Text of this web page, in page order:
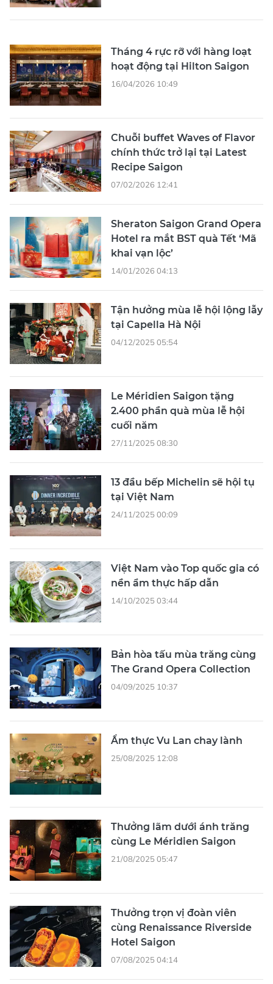
Tháng 4 rực rỡ với hàng loạt
hoạt động tại Hilton Saigon
16/04/2026 10:49
Chuỗi buffet Waves of Flavor
chính thức trở lại tại Latest
Recipe Saigon
07/02/2026 12:41
Sheraton Saigon Grand Opera
Hotel ra mắt BST quà Tết ‘Mã
khai vạn lộc’
14/01/2026 04:13
Tận hưởng mùa lễ hội lộng lẫy
tại Capella Hà Nội
04/12/2025 05:54
Le Méridien Saigon tặng
2.400 phần quà mùa lễ hội
cuối năm
27/11/2025 08:30
13 đầu bếp Michelin sẽ hội tụ
tại Việt Nam
24/11/2025 00:09
Việt Nam vào Top quốc gia có
nền ẩm thực hấp dẫn
14/10/2025 03:44
Bản hòa tấu mùa trăng cùng
The Grand Opera Collection
04/09/2025 10:37
Ẩm thực Vu Lan chay lành
25/08/2025 12:08
Thưởng lãm dưới ánh trăng
cùng Le Méridien Saigon
21/08/2025 05:47
Thưởng trọn vị đoàn viên
cùng Renaissance Riverside
Hotel Saigon
07/08/2025 04:14